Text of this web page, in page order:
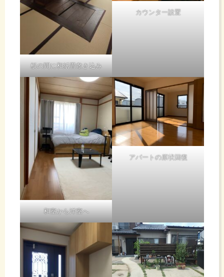
板の間に和紙畳敷き込み
カウンター設置
和室から洋室へ
アパートの原状回復